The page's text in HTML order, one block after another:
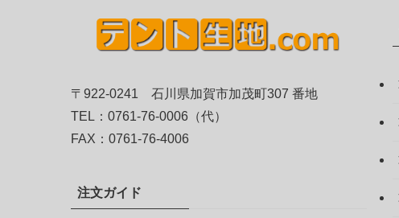
〒922-0241 石川県加賀市加茂町307 番地
TEL：0761-76-0006（代）
FAX：0761-76-4006
注文ガイド